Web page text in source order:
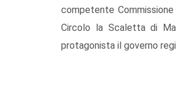
competente
Circolo la Scaletta di
protagonista il governo